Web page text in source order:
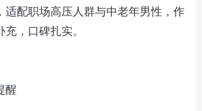
适配职场高压人群与中老年男性，作
，口碑扎实。
醒